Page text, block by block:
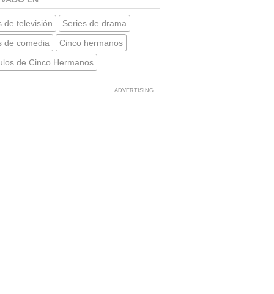
de televisión
Series de drama
de comedia
Cinco hermanos
de Cinco Hermanos